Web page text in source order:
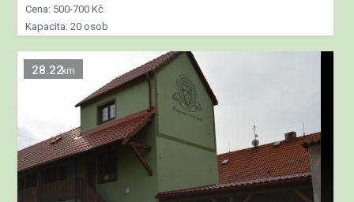
Cena: 500-700 Kč
Kapacita: 20 osob
28.22km